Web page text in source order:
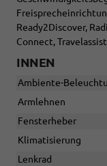
Ready2Discover,
Connect,
INNEN
Ambiente-
Armlehnen
Fensterheber
Klimatisierung
Lenkrad